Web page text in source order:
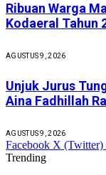
Ribuan Warga
Kodaeral Tahun
AGUSTUS 9, 2026
Unjuk Jurus
Aina Fadhillah
AGUSTUS 9, 2026
Facebook X (Twitter)
Trending